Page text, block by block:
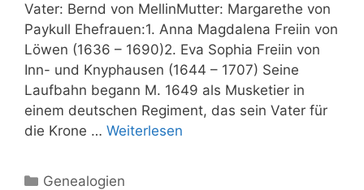
Vater: Bernd von MellinMutter: Margarethe von
Paykull Ehefrauen:1. Anna Magdalena Freiin von
Löwen (1636 – 1690)2. Eva Sophia Freiin von
Inn- und Knyphausen (1644 – 1707) Seine
Laufbahn begann M. 1649 als Musketier in
einem deutschen Regiment, das sein Vater für
die Krone … Weiterlesen
Kategorien
Genealogien